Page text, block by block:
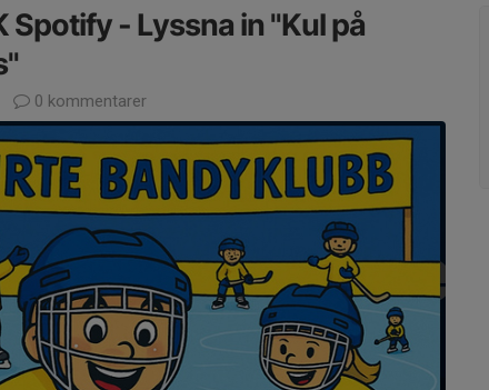
Spotify - Lyssna in "Kul på
0 kommentarer